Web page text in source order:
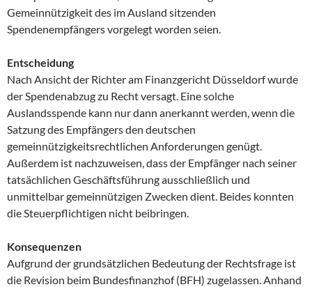
Gemeinnützigkeit des im Ausland sitzenden
Spendenempfängers vorgelegt worden seien.
Entscheidung
Nach Ansicht der Richter am Finanzgericht Düsseldorf wurde
der Spendenabzug zu Recht versagt. Eine solche
Auslandsspende kann nur dann anerkannt werden, wenn die
Satzung des Empfängers den deutschen
gemeinnützigkeitsrechtlichen Anforderungen genügt.
Außerdem ist nachzuweisen, dass der Empfänger nach seiner
tatsächlichen Geschäftsführung ausschließlich und
unmittelbar gemeinnützigen Zwecken dient. Beides konnten
die Steuerpflichtigen nicht beibringen.
Konsequenzen
Aufgrund der grundsätzlichen Bedeutung der Rechtsfrage ist
die Revision beim Bundesfinanzhof (BFH) zugelassen. Anhand